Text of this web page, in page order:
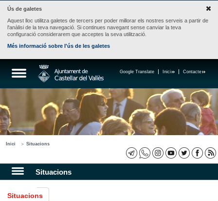
Ús de galetes
Aquest lloc utilitza galetes de tercers per poder millorar els nostres serveis a partir de
l'anàlisi de la teva navegació. Si continues navegant sense canviar la teva
configuració considerarem que acceptes la seva utilització.
Més informació sobre l'ús de les galetes
Contacte
Inici
Google Translate
Inici Situacions
Situacions
Situacions